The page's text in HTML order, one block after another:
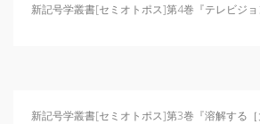
新記号学叢書[セミオトポス]第4巻『テレビジ
新記号学叢書[セミオトポス]第3巻『溶解する